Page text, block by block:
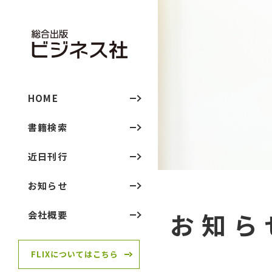
HOME
書籍検索
近日刊行
お知らせ
会社概要
FLIXについてはこちら
お知